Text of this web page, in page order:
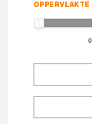
OPPERVLAKTE
0